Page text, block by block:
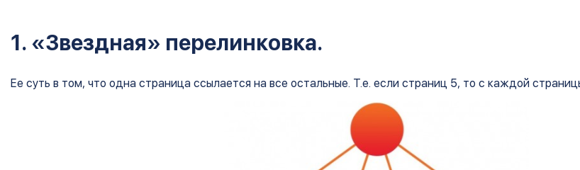
1. «Звездная» перелинковка.
Ее суть в том, что одна страница ссылается на все остальные. Т.е. если страниц 5, то с каждой